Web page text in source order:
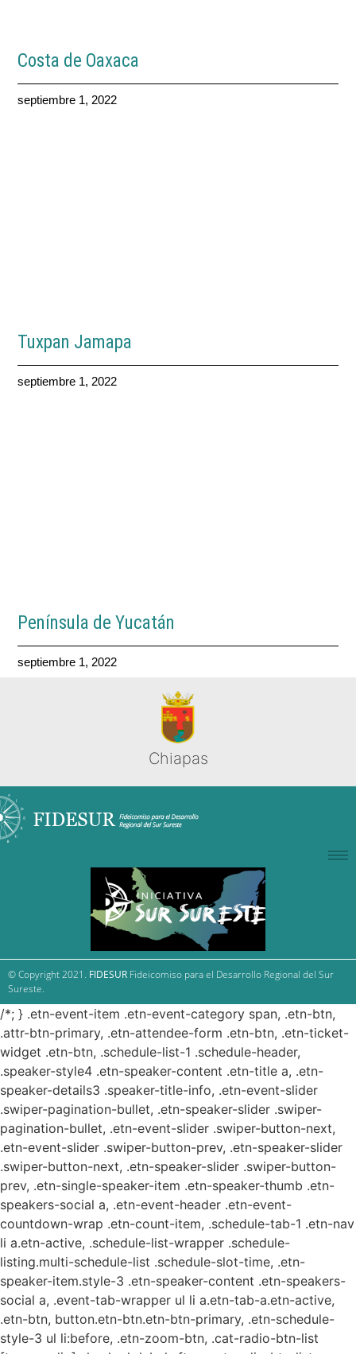
Costa de Oaxaca
septiembre 1, 2022
Tuxpan Jamapa
septiembre 1, 2022
Península de Yucatán
septiembre 1, 2022
Chiapas
© Copyright 2021. FIDESUR Fideicomiso para el Desarrollo Regional del Sur
Sureste.
/*; } .etn-event-item .etn-event-category span, .etn-btn,
.attr-btn-primary, .etn-attendee-form .etn-btn, .etn-ticket-
widget .etn-btn, .schedule-list-1 .schedule-header,
.speaker-style4 .etn-speaker-content .etn-title a, .etn-
speaker-details3 .speaker-title-info, .etn-event-slider
.swiper-pagination-bullet, .etn-speaker-slider .swiper-
pagination-bullet, .etn-event-slider .swiper-button-next,
.etn-event-slider .swiper-button-prev, .etn-speaker-slider
.swiper-button-next, .etn-speaker-slider .swiper-button-
prev, .etn-single-speaker-item .etn-speaker-thumb .etn-
speakers-social a, .etn-event-header .etn-event-
countdown-wrap .etn-count-item, .schedule-tab-1 .etn-nav
li a.etn-active, .schedule-list-wrapper .schedule-
listing.multi-schedule-list .schedule-slot-time, .etn-
speaker-item.style-3 .etn-speaker-content .etn-speakers-
social a, .event-tab-wrapper ul li a.etn-tab-a.etn-active,
.etn-btn, button.etn-btn.etn-btn-primary, .etn-schedule-
style-3 ul li:before, .etn-zoom-btn, .cat-radio-btn-list